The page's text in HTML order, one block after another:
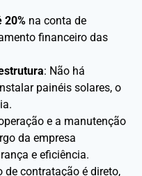
20% na conta de
financeiro das
: Não há
painéis solares, o
e a manutenção
da empresa
e eficiência.
de contratação é direto,